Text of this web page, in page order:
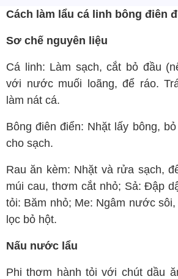
Cách làm lẩu cá linh bông điên
Sơ chế nguyên liệu
Cá linh: Làm sạch, cắt bỏ đầu
với nước muối loãng, để ráo.
làm nát cá.
Bông điên điển: Nhặt lấy bông,
cho sạch.
Rau ăn kèm: Nhặt và rửa sạch,
múi cau, thơm cắt nhỏ; Sả: Đập
tỏi: Băm nhỏ; Me: Ngâm nước
lọc bỏ hột.
Nấu nước lẩu
Phi thơm hành tỏi với chút dầu